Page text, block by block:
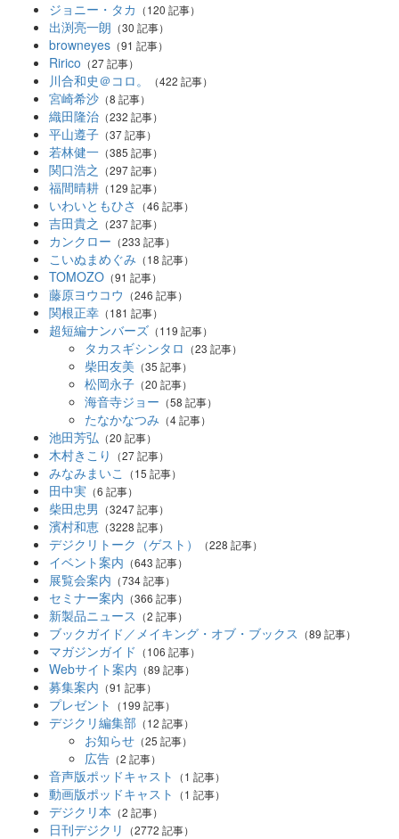
ジョニー・タカ （120 記事）
出渕亮一朗 （30 記事）
browneyes （91 記事）
Ririco （27 記事）
川合和史＠コロ。 （422 記事）
宮崎希沙 （8 記事）
織田隆治 （232 記事）
平山遵子 （37 記事）
若林健一 （385 記事）
関口浩之 （297 記事）
福間晴耕 （129 記事）
いわいともひさ （46 記事）
吉田貴之 （237 記事）
カンクロー （233 記事）
こいぬまめぐみ （18 記事）
TOMOZO （91 記事）
藤原ヨウコウ （246 記事）
関根正幸 （181 記事）
超短編ナンバーズ （119 記事）
タカスギシンタロ （23 記事）
柴田友美 （35 記事）
松岡永子 （20 記事）
海音寺ジョー （58 記事）
たなかなつみ （4 記事）
池田芳弘 （20 記事）
木村きこり （27 記事）
みなみまいこ （15 記事）
田中実 （6 記事）
柴田忠男 （3247 記事）
濱村和恵 （3228 記事）
デジクリトーク（ゲスト） （228 記事）
イベント案内 （643 記事）
展覧会案内 （734 記事）
セミナー案内 （366 記事）
新製品ニュース （2 記事）
ブックガイド／メイキング・オブ・ブックス （89 記事）
マガジンガイド （106 記事）
Webサイト案内 （89 記事）
募集案内 （91 記事）
プレゼント （199 記事）
デジクリ編集部 （12 記事）
お知らせ （25 記事）
広告 （2 記事）
音声版ポッドキャスト （1 記事）
動画版ポッドキャスト （1 記事）
デジクリ本 （2 記事）
日刊デジクリ （2772 記事）